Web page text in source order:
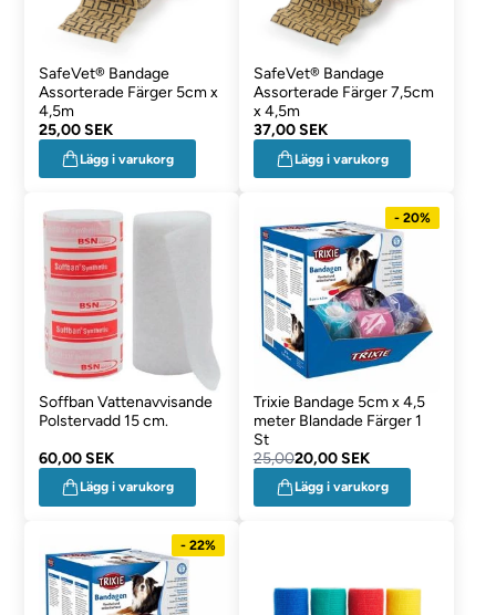
SafeVet® Bandage
Assorterade Färger 5cm x
4,5m
25,00 SEK
Lägg i varukorg
SafeVet® Bandage
Assorterade Färger 7,5cm
x 4,5m
37,00 SEK
Lägg i varukorg
Soffban Vattenavvisande
Polstervadd 15 cm.
60,00 SEK
Lägg i varukorg
- 20%
Trixie Bandage 5cm x 4,5
meter Blandade Färger 1
St
25,0020,00 SEK
Lägg i varukorg
- 22%